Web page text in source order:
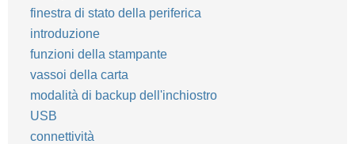
finestra di stato della periferica
introduzione
funzioni della stampante
vassoi della carta
modalità di backup dell'inchiostro
USB
connettività